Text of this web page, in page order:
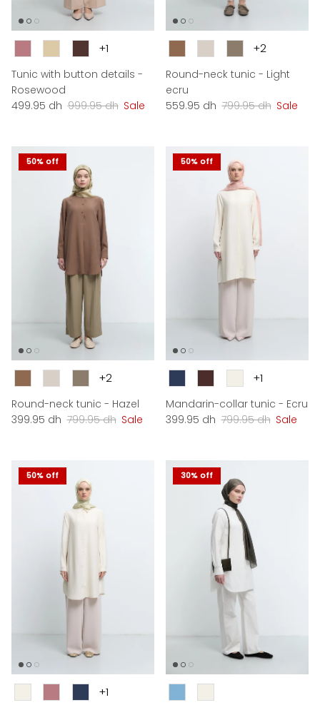
Couleur
+1
Tunic with button details -
Rosewood
Sale price
499.95 dh Regular price
999.95 dh Sale
Couleur
+2
Round-neck tunic - Light
ecru
Sale price
559.95 dh Regular price
799.95 dh Sale
50% off
Couleur
+2
Round-neck tunic - Hazel
Sale price
399.95 dh Regular price
799.95 dh Sale
50% off
Couleur
+1
Mandarin-collar tunic - Ecru
Sale price
399.95 dh Regular price
799.95 dh Sale
50% off
Couleur
+1
30% off